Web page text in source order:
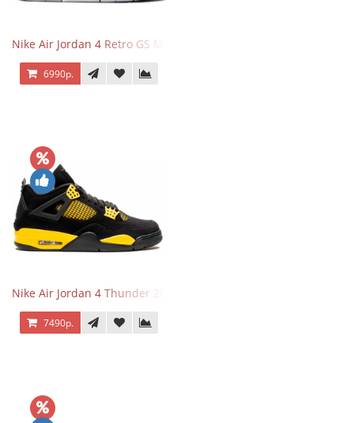
Nike Air Jordan 4 Retro GS Military Black
6990р.
Nike Air Jordan 4 Thunder 2023
7490р.